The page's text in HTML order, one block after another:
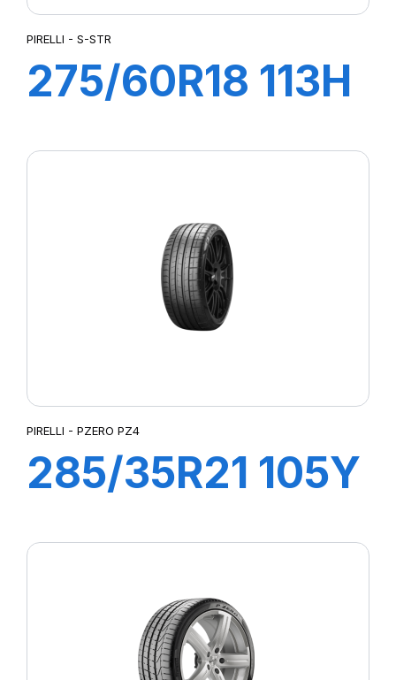
PIRELLI - S-STR
275/60R18 113H
PIRELLI - PZERO PZ4
285/35R21 105Y